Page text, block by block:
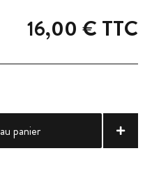
16,00 € TTC
au panier